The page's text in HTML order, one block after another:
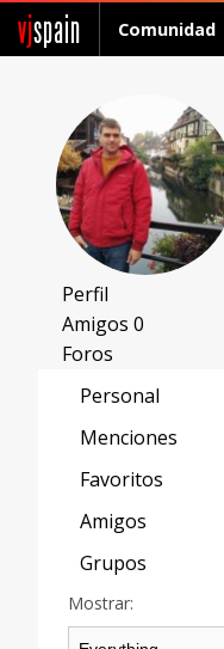
vjspain Comunidad
Perfil
Amigos 0
Foros
Personal
Menciones
Favoritos
Amigos
Grupos
Mostrar: